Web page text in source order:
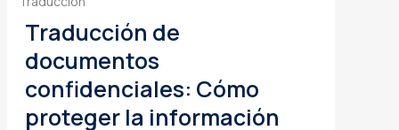
Traducción de
documentos
confidenciales: Cómo
proteger la información